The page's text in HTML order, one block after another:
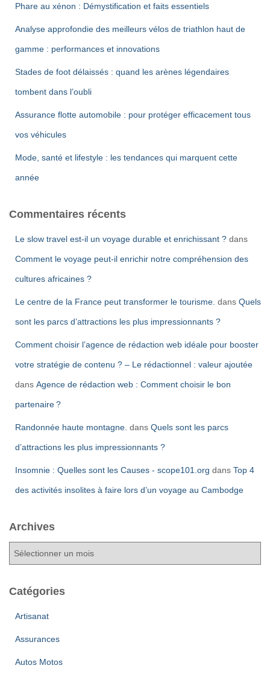
Phare au xénon : Démystification et faits essentiels
Analyse approfondie des meilleurs vélos de triathlon haut de
gamme : performances et innovations
Stades de foot délaissés : quand les arènes légendaires
tombent dans l’oubli
Assurance flotte automobile : pour protéger efficacement tous
vos véhicules
Mode, santé et lifestyle : les tendances qui marquent cette
année
Commentaires récents
Le slow travel est-il un voyage durable et enrichissant ? dans
Comment le voyage peut-il enrichir notre compréhension des
cultures africaines ?
Le centre de la France peut transformer le tourisme. dans Quels
sont les parcs d’attractions les plus impressionnants ?
Comment choisir l’agence de rédaction web idéale pour booster
votre stratégie de contenu ? – Le rédactionnel : valeur ajoutée
dans Agence de rédaction web : Comment choisir le bon
partenaire ?
Randonnée haute montagne. dans Quels sont les parcs
d’attractions les plus impressionnants ?
Insomnie : Quelles sont les Causes - scope101.org dans Top 4
des activités insolites à faire lors d’un voyage au Cambodge
Archives
h
Catégories
Artisanat
Assurances
Autos Motos